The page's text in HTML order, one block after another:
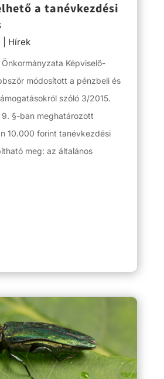
a tanévkezdési
Hírek
Képviselő-
módosított a pénzbeli és
szóló 3/2015.
§-ban meghatározott
10.000 forint tanévkezdési
meg: az általános